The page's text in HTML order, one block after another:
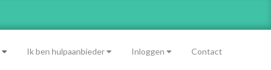
Ik ben hulpaanbieder Inloggen Contact